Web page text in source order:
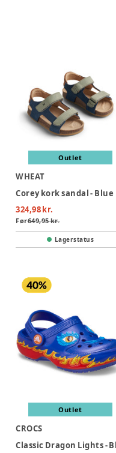
Outlet
WHEAT
Corey kork sandal - Blue
324,98 kr.
Før649,95 kr.
Lagerstatus
Outlet
CROCS